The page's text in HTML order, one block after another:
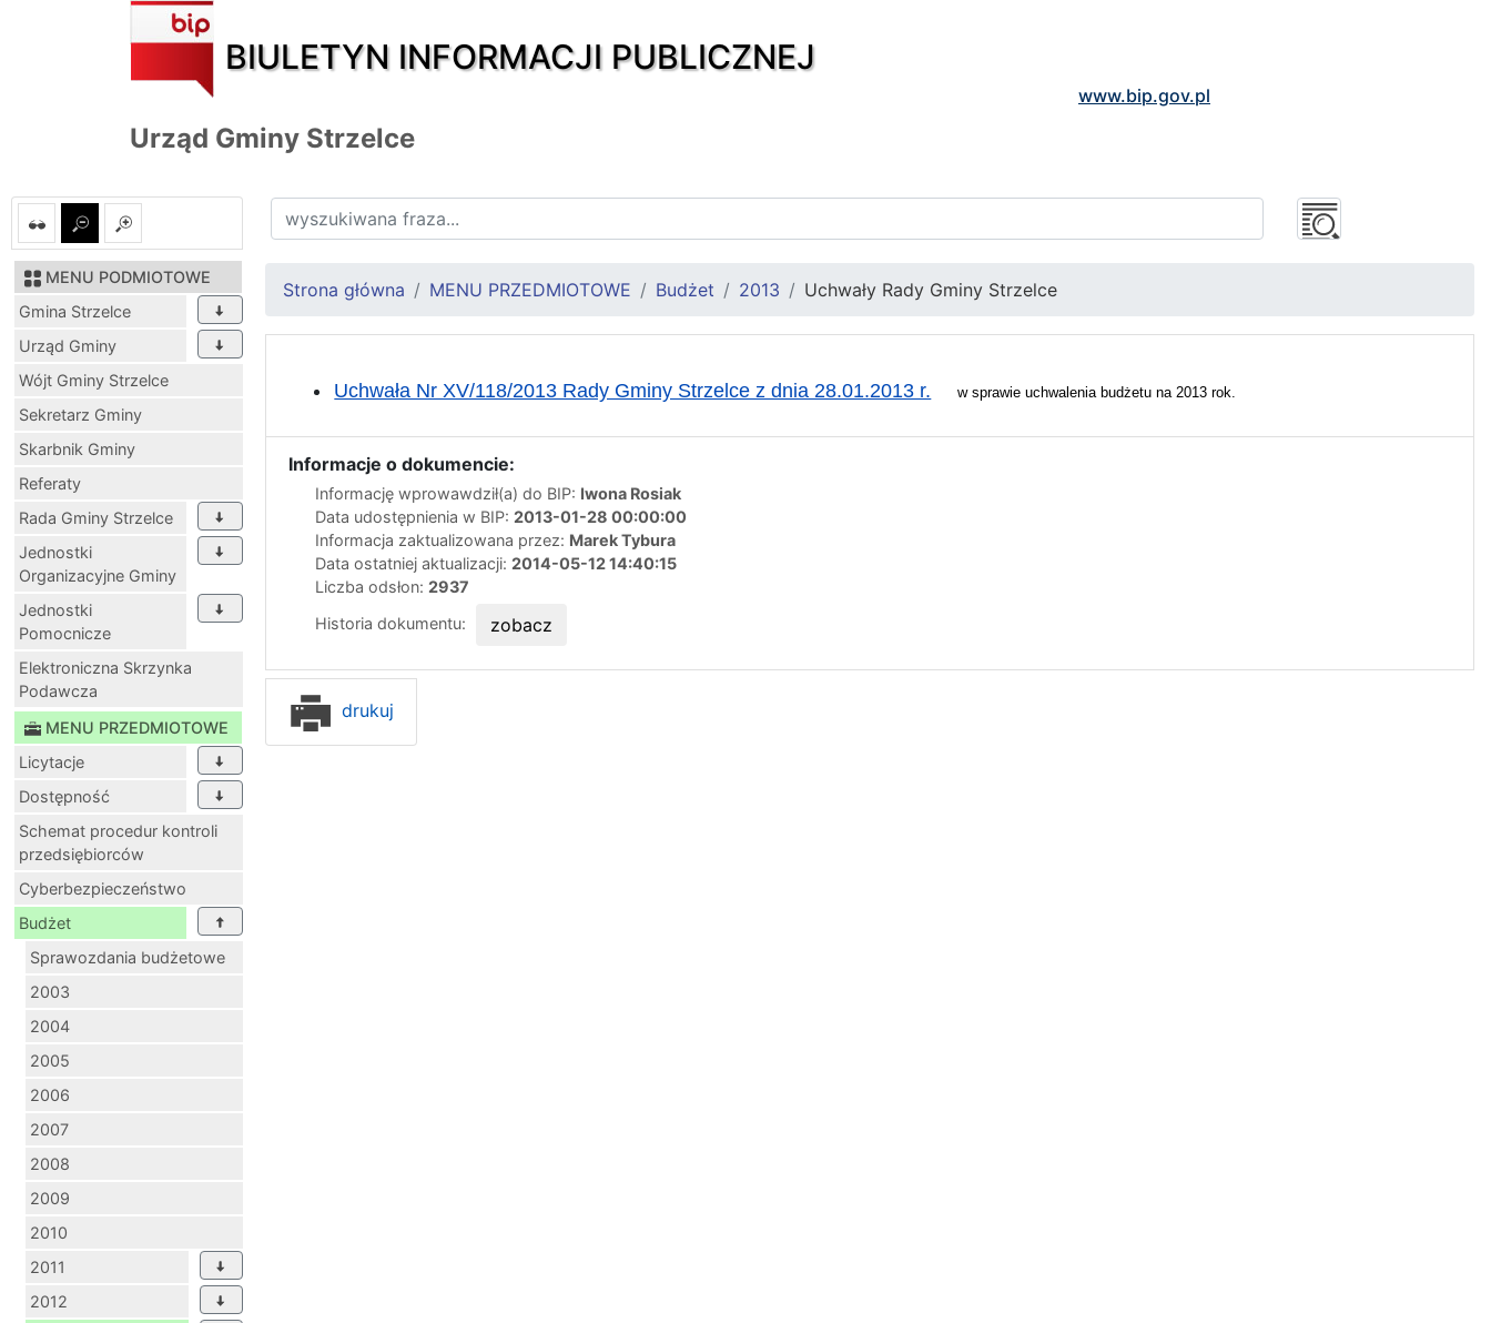
BIULETYN INFORMACJI PUBLICZNEJ
www.bip.gov.pl
Urząd Gminy Strzelce
MENU PODMIOTOWE
Gmina Strzelce
Urząd Gminy
Wójt Gminy Strzelce
Sekretarz Gminy
Skarbnik Gminy
Referaty
Rada Gminy Strzelce
Jednostki
Organizacyjne Gminy
Jednostki
Pomocnicze
Elektroniczna Skrzynka
Podawcza
MENU PRZEDMIOTOWE
Licytacje
Dostępność
Schemat procedur kontroli
przedsiębiorców
Cyberbezpieczeństwo
Budżet
Sprawozdania budżetowe
2003
2004
2005
2006
2007
2008
2009
2010
2011
2012
Strona główna MENU PRZEDMIOTOWE Budżet 2013 Uchwały Rady Gminy Strzelce
Uchwała Nr XV/118/2013 Rady Gminy Strzelce z dnia 28.01.2013 r. w sprawie uchwalenia budżetu na 2013 rok.
Informacje o dokumencie:
Informację wprowawdził(a) do BIP: Iwona Rosiak
Data udostępnienia w BIP: 2013-01-28 00:00:00
Informacja zaktualizowana przez: Marek Tybura
Data ostatniej aktualizacji: 2014-05-12 14:40:15
Liczba odsłon: 2937
Historia dokumentu:
zobacz
drukuj